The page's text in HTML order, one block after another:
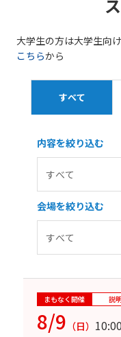
大学生の方は大学生向
こちらから
すべて
内容を絞り込む
会場を絞り込む
まもなく開催 説
8/9 （日）